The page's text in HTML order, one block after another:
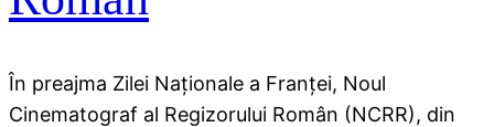
În preajma Zilei Naţionale a Franţei, Noul
Cinematograf al Regizorului Român (NCRR), din